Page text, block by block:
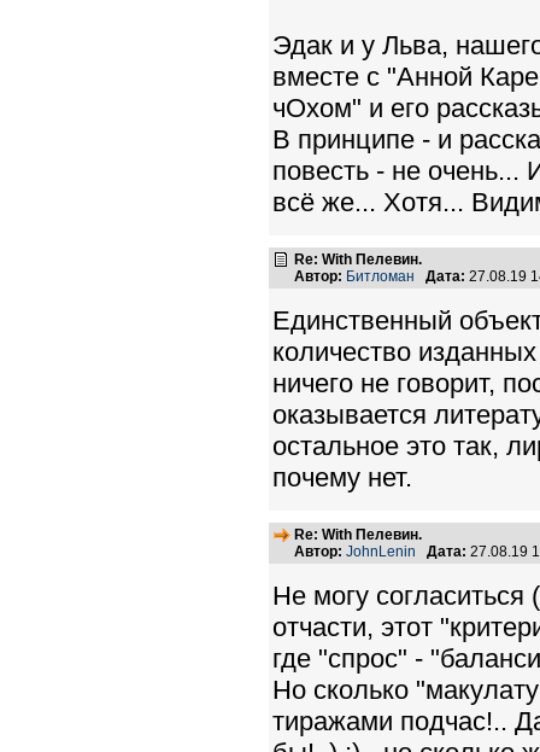
Эдак и у Льва,
вместе с "Анной
чОхом" и его
В принципе - и
повесть - не
всё же... Хотя...
Re: With Пелевин.
Автор: Битломан Дата: 27.08.19
Единственный
количество
ничего не говорит,
оказывается
остальное это так,
почему нет.
Re: With Пелевин.
Автор: JohnLenin Дата: 27.08.19
Не могу
отчасти, этот
где "спрос" -
Но сколько
тиражами подчас!..